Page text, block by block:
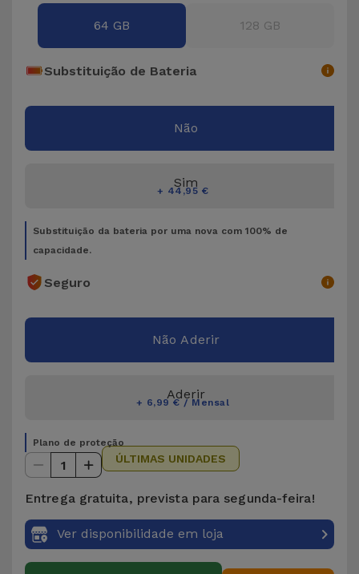
Acessórios
de
Computador
iPad e
Ver
tudo
64 GB 128 GB
Substituição de Bateria
Não
Sim
+ 44,95 €
Substituição da bateria por uma nova com 100% de
capacidade.
Seguro
Não Aderir
Aderir
+ 6,99 € / Mensal
Plano de proteção
1 ÚLTIMAS UNIDADES
Entrega gratuita, prevista para segunda-feira!
Ver disponibilidade em loja